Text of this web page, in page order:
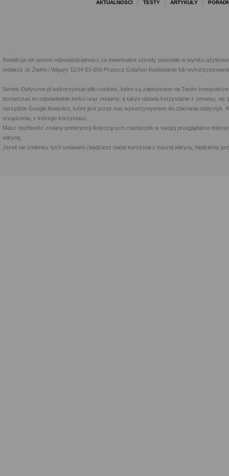
AKTUALNOŚCI TESTY ARTYKUŁY
Redakcja nie ponosi odpowiedzialności za ewentualne szkody powstałe w wyniku
redakcji: ul. Żwirki i Wigury 11/34 83-000 Pruszcz Gdański Kopiowanie lub
Serwis Optyczne.pl wykorzystuje pliki cookies, które są zapisywane na Twoim
dostarczać im odpowiednie treści oraz reklamy, a także ułatwia korzystanie z serwisu,
narzędzie Google Analytics, które jest przez nas wykorzystywane do zbierania statystyk.
urządzenia, z którego korzystasz.
Masz możliwość zmiany preferencji dotyczących ciasteczek w swojej przeglądarce
witrynę.
Jeżeli nie zmienisz tych ustawień i będziesz nadal korzystał z naszej witryny, będziemy